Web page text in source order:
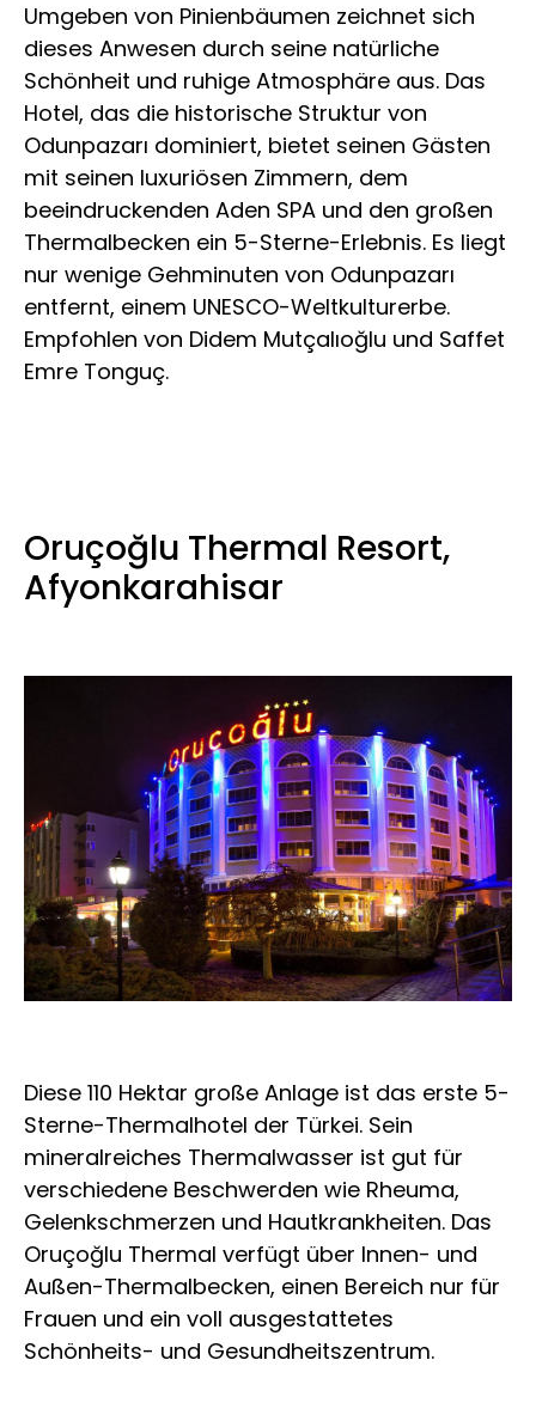
Umgeben von Pinienbäumen zeichnet sich
dieses Anwesen durch seine natürliche
Schönheit und ruhige Atmosphäre aus. Das
Hotel, das die historische Struktur von
Odunpazarı dominiert, bietet seinen Gästen
mit seinen luxuriösen Zimmern, dem
beeindruckenden Aden SPA und den großen
Thermalbecken ein 5-Sterne-Erlebnis. Es liegt
nur wenige Gehminuten von Odunpazarı
entfernt, einem UNESCO-Weltkulturerbe.
Empfohlen von Didem Mutçalıoğlu und Saffet
Emre Tonguç.
Oruçoğlu Thermal Resort,
Afyonkarahisar
Diese 110 Hektar große Anlage ist das erste 5-
Sterne-Thermalhotel der Türkei. Sein
mineralreiches Thermalwasser ist gut für
verschiedene Beschwerden wie Rheuma,
Gelenkschmerzen und Hautkrankheiten. Das
Oruçoğlu Thermal verfügt über Innen- und
Außen-Thermalbecken, einen Bereich nur für
Frauen und ein voll ausgestattetes
Schönheits- und Gesundheitszentrum.